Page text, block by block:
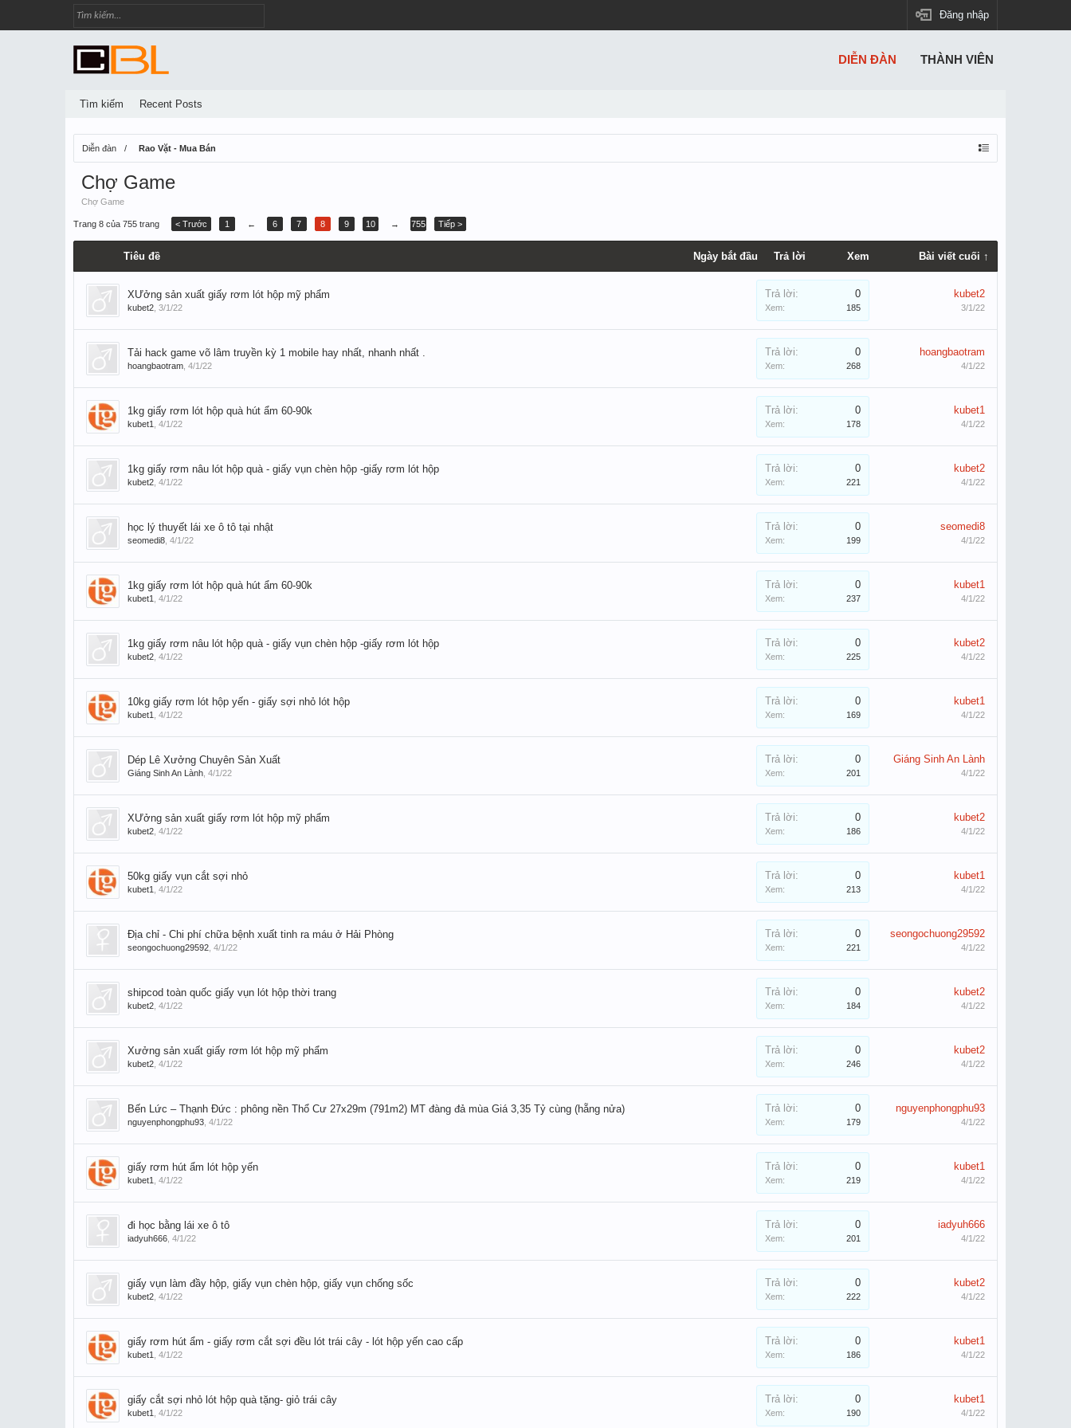
Đăng nhập
Diễn đàn Rao Vặt - Mua Bán
Chợ Game
Chợ Game
Trang 8 của 755 trang < Trước 1 ← 6 7 8 9 10 → 755 Tiếp >
Tiêu đề Ngày bắt đầu Trả lời Xem Bài viết cuối ↑
XƯởng sản xuất giấy rơm lót hộp mỹ phẩm
kubet2 3/1/22
Trả lời: 0
Xem: 185
kubet2
3/1/22
Tải hack game võ lâm truyền kỳ 1 mobile hay nhất, nhanh nhất .
hoangbaotram 4/1/22
Trả lời: 0
Xem: 268
hoangbaotram
4/1/22
1kg giấy rơm lót hộp quà hút ẩm 60-90k
kubet1 4/1/22
Trả lời: 0
Xem: 178
kubet1
4/1/22
1kg giấy rơm nâu lót hộp quà - giấy vụn chèn hộp -giấy rơm lót hộp
kubet2 4/1/22
Trả lời: 0
Xem: 221
kubet2
4/1/22
học lý thuyết lái xe ô tô tại nhật
seomedi8 4/1/22
Trả lời: 0
Xem: 199
seomedi8
4/1/22
1kg giấy rơm lót hộp quà hút ẩm 60-90k
kubet1 4/1/22
Trả lời: 0
Xem: 237
kubet1
4/1/22
1kg giấy rơm nâu lót hộp quà - giấy vụn chèn hộp -giấy rơm lót hộp
kubet2 4/1/22
Trả lời: 0
Xem: 225
kubet2
4/1/22
10kg giấy rơm lót hộp yến - giấy sợi nhỏ lót hộp
kubet1 4/1/22
Trả lời: 0
Xem: 169
kubet1
4/1/22
Dép Lê Xưởng Chuyên Sản Xuất
Giáng Sinh An Lành 4/1/22
Trả lời: 0
Xem: 201
Giáng Sinh An Lành
4/1/22
XƯởng sản xuất giấy rơm lót hộp mỹ phẩm
kubet2 4/1/22
Trả lời: 0
Xem: 186
kubet2
4/1/22
50kg giấy vụn cắt sợi nhỏ
kubet1 4/1/22
Trả lời: 0
Xem: 213
kubet1
4/1/22
Địa chỉ - Chi phí chữa bệnh xuất tinh ra máu ở Hải Phòng
seongochuong29592 4/1/22
Trả lời: 0
Xem: 221
seongochuong29592
4/1/22
shipcod toàn quốc giấy vụn lót hộp thời trang
kubet2 4/1/22
Trả lời: 0
Xem: 184
kubet2
4/1/22
Xưởng sản xuất giấy rơm lót hộp mỹ phẩm
kubet2 4/1/22
Trả lời: 0
Xem: 246
kubet2
4/1/22
Bến Lức – Thạnh Đức : phông nền Thổ Cư 27x29m (791m2) MT đàng đả mùa Giá 3,35 Tỷ cùng (hẵng nửa)
nguyenphongphu93 4/1/22
Trả lời: 0
Xem: 179
nguyenphongphu93
4/1/22
giấy rơm hút ẩm lót hộp yến
kubet1 4/1/22
Trả lời: 0
Xem: 219
kubet1
4/1/22
đi học bằng lái xe ô tô
iadyuh666 4/1/22
Trả lời: 0
Xem: 201
iadyuh666
4/1/22
giấy vụn làm đầy hộp, giấy vụn chèn hộp, giấy vụn chống sốc
kubet2 4/1/22
Trả lời: 0
Xem: 222
kubet2
4/1/22
giấy rơm hút ẩm - giấy rơm cắt sợi đều lót trái cây - lót hộp yến cao cấp
kubet1 4/1/22
Trả lời: 0
Xem: 186
kubet1
4/1/22
giấy cắt sợi nhỏ lót hộp quà tặng- giỏ trái cây
kubet1 4/1/22
Trả lời: 0
Xem: 190
kubet1
4/1/22
DIỄN ĐÀN
Tìm kiếm Recent Posts
THÀNH VIÊN